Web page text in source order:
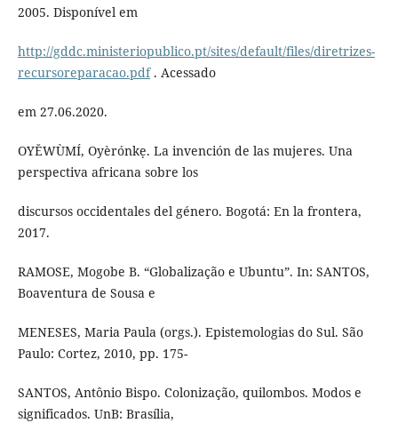
2005. Disponível em
http://gddc.ministeriopublico.pt/sites/default/files/diretrizes-
recursoreparacao.pdf. Acessado
em 27.06.2020.
OYĚWÙMÍ, Oyèrónkẹ. La invención de las mujeres. Una
perspectiva africana sobre los
discursos occidentales del género. Bogotá: En la frontera,
2017.
RAMOSE, Mogobe B. “Globalização e Ubuntu”. In: SANTOS,
Boaventura de Sousa e
MENESES, Maria Paula (orgs.). Epistemologias do Sul. São
Paulo: Cortez, 2010, pp. 175-
SANTOS, Antônio Bispo. Colonização, quilombos. Modos e
significados. UnB: Brasília,